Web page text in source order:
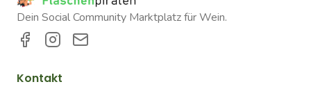
Dein Social Community Marktplatz für Wein.
Kontakt